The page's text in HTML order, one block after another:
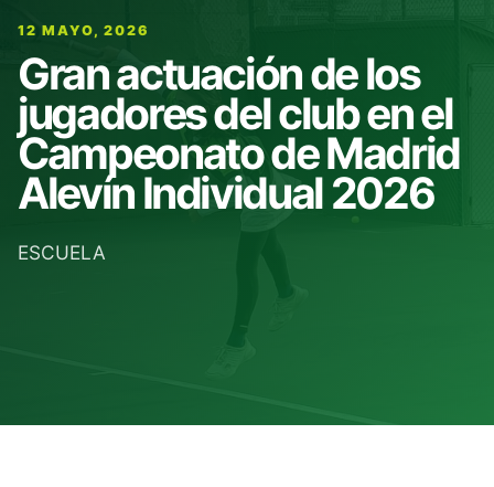
12 MAYO, 2026
Gran actuación de los
jugadores del club en el
Campeonato de Madrid
Alevín Individual 2026
ESCUELA